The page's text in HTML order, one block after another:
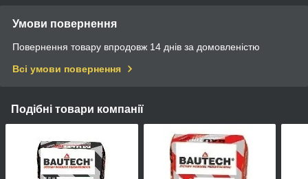
Умови повернення
Повернення товару впродовж 14 днів за домовленістю
Всі умови повернення
Подібні товари компанії